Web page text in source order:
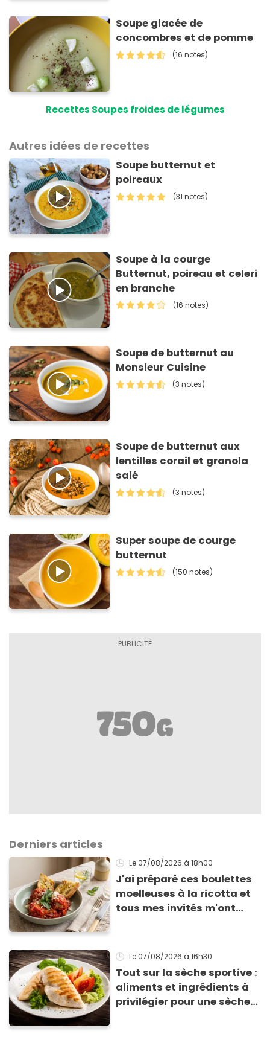
Soupe glacée de
concombres et de pomme
(16 notes)
Recettes Soupes froides de légumes
Autres idées de recettes
Soupe butternut et
poireaux
(31 notes)
Soupe à la courge
Butternut, poireau et celeri
en branche
(16 notes)
Soupe de butternut au
Monsieur Cuisine
(3 notes)
Soupe de butternut aux
lentilles corail et granola
salé
(3 notes)
Super soupe de courge
butternut
(150 notes)
Derniers articles
Le 07/08/2026 à 18h00
J'ai préparé ces boulettes
moelleuses à la ricotta et
tous mes invités m'ont
Le 07/08/2026 à 16h30
Tout sur la sèche sportive :
aliments et ingrédients à
privilégier pour une sèche